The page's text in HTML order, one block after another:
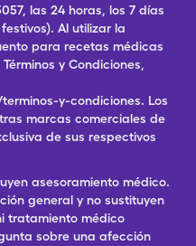
las 24 horas, los 7 días
Al utilizar la
para recetas médicas
y Condiciones,
y-condiciones. Los
marcas comerciales de
de sus respectivos
asesoramiento médico.
general y no sustituyen
tratamiento médico
sobre una afección